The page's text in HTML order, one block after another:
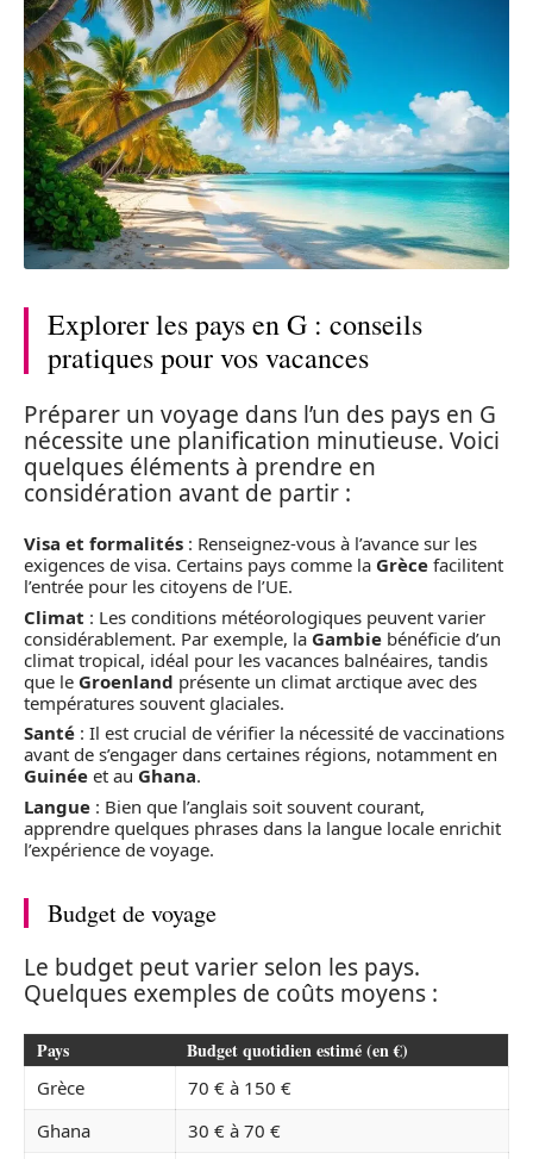
Explorer les pays en G : conseils
pratiques pour vos vacances
Préparer un voyage dans l’un des pays en G
nécessite une planification minutieuse. Voici
quelques éléments à prendre en
considération avant de partir :
Visa et formalités : Renseignez-vous à l’avance sur les
exigences de visa. Certains pays comme la Grèce facilitent
l’entrée pour les citoyens de l’UE.
Climat : Les conditions météorologiques peuvent varier
considérablement. Par exemple, la Gambie bénéficie d’un
climat tropical, idéal pour les vacances balnéaires, tandis
que le Groenland présente un climat arctique avec des
températures souvent glaciales.
Santé : Il est crucial de vérifier la nécessité de vaccinations
avant de s’engager dans certaines régions, notamment en
Guinée et au Ghana.
Langue : Bien que l’anglais soit souvent courant,
apprendre quelques phrases dans la langue locale enrichit
l’expérience de voyage.
Budget de voyage
Le budget peut varier selon les pays.
Quelques exemples de coûts moyens :
Pays Budget quotidien estimé (en €)
Grèce
70 € à 150 €
Ghana
30 € à 70 €